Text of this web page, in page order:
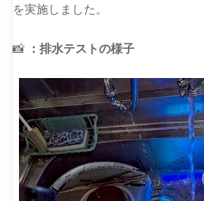
を実施しました。
📸 ：排水テストの様子